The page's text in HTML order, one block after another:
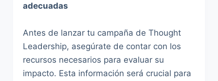
adecuadas
Antes de lanzar tu campaña de Thought
Leadership, asegúrate de contar con los
recursos necesarios para evaluar su
impacto. Esta información será crucial para